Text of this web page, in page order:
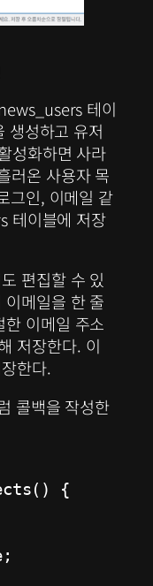
테이
성하고 유저
성화하면 사라
러온 사용자 목
그인, 이메일 같
테이블에 저장
편집할 수 있
메일을 한 줄
이메일 주소
저장한다. 이
한다.
콜백을 작성한
{